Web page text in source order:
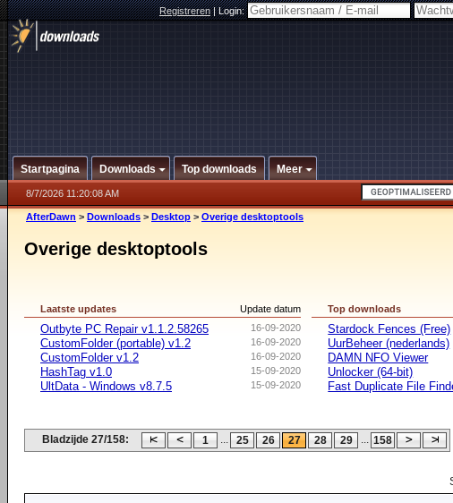
Registreren|Login:
Startpagina Downloads Top downloads Meer
8/7/2026 11:20:08 AM
AfterDawn > Downloads > Desktop > Overige desktoptools
Overige desktoptools
Update datum
Laatste updates
16-09-2020
Outbyte PC Repair v1.1.2.58265
16-09-2020
CustomFolder (portable) v1.2
16-09-2020
CustomFolder v1.2
15-09-2020
HashTag v1.0
15-09-2020
UltData - Windows v8.7.5
Top downloads
Stardock Fences (Free)
UurBeheer (nederlands)
DAMN NFO Viewer
Unlocker (64-bit)
Fast Duplicate File
Bladzijde 27/158: 1 ... 25 26 27 28 29 ... 158